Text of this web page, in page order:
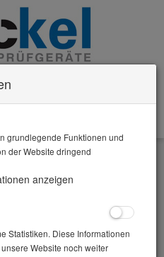
Beckel stationär
grundlegende Funktionen und
der Website dringend
anzeigen
Statistiken. Diese Informationen
Website noch weiter